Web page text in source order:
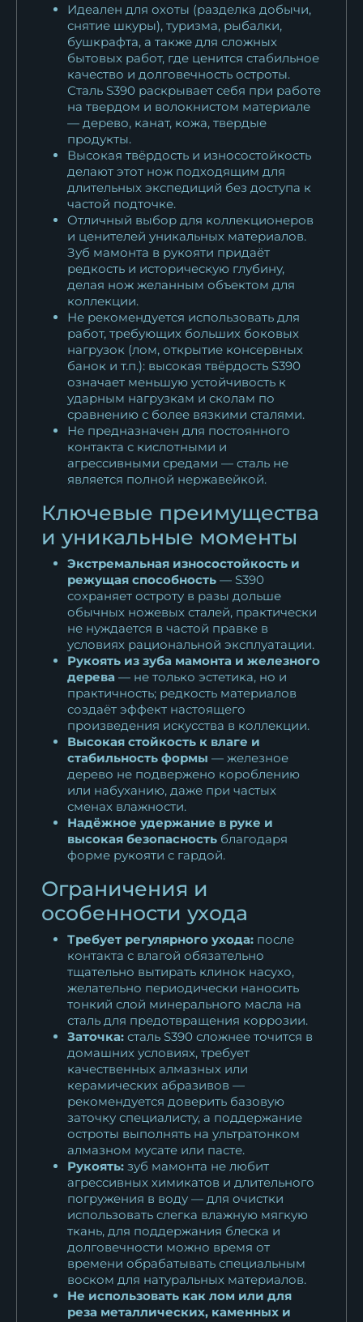
Идеален для охоты (разделка добычи,
снятие шкуры), туризма, рыбалки,
бушкрафта, а также для сложных
бытовых работ, где ценится стабильное
качество и долговечность остроты.
Сталь S390 раскрывает себя при работе
на твердом и волокнистом материале
— дерево, канат, кожа, твердые
продукты.
Высокая твёрдость и износостойкость
делают этот нож подходящим для
длительных экспедиций без доступа к
частой подточке.
Отличный выбор для коллекционеров
и ценителей уникальных материалов.
Зуб мамонта в рукояти придаёт
редкость и историческую глубину,
делая нож желанным объектом для
коллекции.
Не рекомендуется использовать для
работ, требующих больших боковых
нагрузок (лом, открытие консервных
банок и т.п.): высокая твёрдость S390
означает меньшую устойчивость к
ударным нагрузкам и сколам по
сравнению с более вязкими сталями.
Не предназначен для постоянного
контакта с кислотными и
агрессивными средами — сталь не
является полной нержавейкой.
Ключевые преимущества
и уникальные моменты
Экстремальная износостойкость и
режущая способность — S390
сохраняет остроту в разы дольше
обычных ножевых сталей, практически
не нуждается в частой правке в
условиях рациональной эксплуатации.
Рукоять из зуба мамонта и железного
дерева — не только эстетика, но и
практичность; редкость материалов
создаёт эффект настоящего
произведения искусства в коллекции.
Высокая стойкость к влаге и
стабильность формы — железное
дерево не подвержено короблению
или набуханию, даже при частых
сменах влажности.
Надёжное удержание в руке и
высокая безопасность благодаря
форме рукояти с гардой.
Ограничения и
особенности ухода
Требует регулярного ухода: после
контакта с влагой обязательно
тщательно вытирать клинок насухо,
желательно периодически наносить
тонкий слой минерального масла на
сталь для предотвращения коррозии.
Заточка: сталь S390 сложнее точится в
домашних условиях, требует
качественных алмазных или
керамических абразивов —
рекомендуется доверить базовую
заточку специалисту, а поддержание
остроты выполнять на ультратонком
алмазном мусате или пасте.
Рукоять: зуб мамонта не любит
агрессивных химикатов и длительного
погружения в воду — для очистки
использовать слегка влажную мягкую
ткань, для поддержания блеска и
долговечности можно время от
времени обрабатывать специальным
воском для натуральных материалов.
Не использовать как лом или для
реза металлических, каменных и